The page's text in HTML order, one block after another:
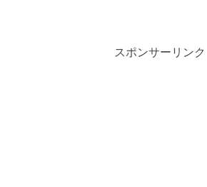
スポンサーリンク